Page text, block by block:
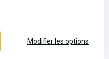
Modifier les options